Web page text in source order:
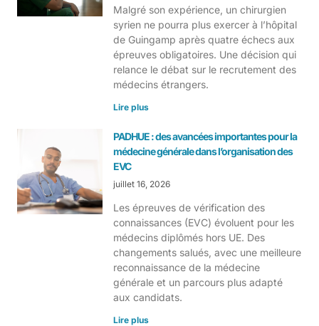
Malgré son expérience, un chirurgien
syrien ne pourra plus exercer à l’hôpital
de Guingamp après quatre échecs aux
épreuves obligatoires. Une décision qui
relance le débat sur le recrutement des
médecins étrangers.
Lire plus
PADHUE : des avancées importantes pour la
médecine générale dans l’organisation des
EVC
juillet 16, 2026
Les épreuves de vérification des
connaissances (EVC) évoluent pour les
médecins diplômés hors UE. Des
changements salués, avec une meilleure
reconnaissance de la médecine
générale et un parcours plus adapté
aux candidats.
Lire plus